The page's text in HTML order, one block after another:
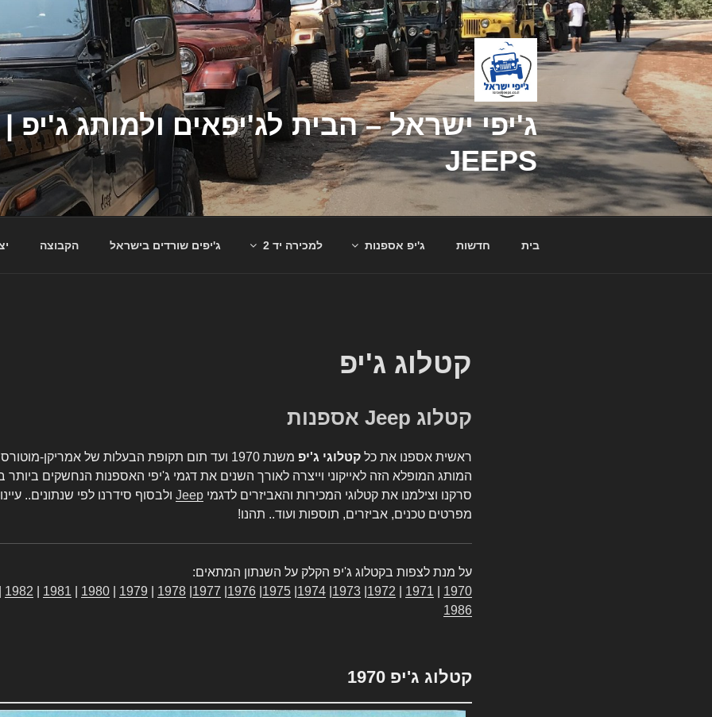
דילוג
לתוכן
JEEPS
בית חדשות ג'יפ אספנות למכירה יד 2 ג'יפים שורדים בישראל הקבוצה
קטלוג ג'יפ
קטלוג Jeep אספנות
ראשית אספנו את כל קטלוגי ג'יפ
משנת 1970 ועד תום תקופת הבעלות של אמריקן-
המותג המופלא הזה לאייקוני וייצרה לאורך השנים את דגמי ג'יפי האספנות הנחשקים
סרקנו וצילמנו את קטלוגי המכירות והאביזרים לדגמי Jeep ולבסוף סידרנו לפי שנתונים..
מפרטים טכנים, אביזרים, תוספות ועוד.. תהנו!
על מנת לצפות בקטלוג ג'יפ הקלק על השנתון המתאים:
1970
1971
1972
1973
1974
1975
1976
1977
1978
1979
1980
1981
1982
1986
קטלוג ג'יפ 1970